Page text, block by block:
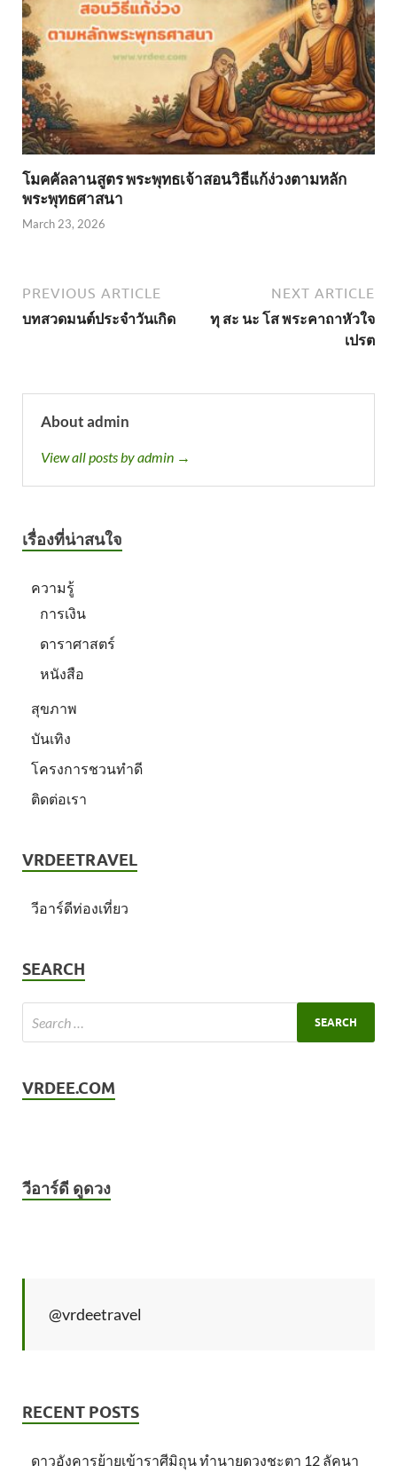
โมคคัลลานสูตร พระพุทธเจ้าสอนวิธีแก้ง่วงตามหลัก
พระพุทธศาสนา
March 23, 2026
PREVIOUS ARTICLE
บทสวดมนต์ประจำวันเกิด
NEXT ARTICLE
ทุ สะ นะ โส พระคาถาหัวใจ
เปรต
About admin
View all posts by admin →
เรื่องที่น่าสนใจ
ความรู้
การเงิน
ดาราศาสตร์
หนังสือ
สุขภาพ
บันเทิง
โครงการชวนทำดี
ติดต่อเรา
VRDEETRAVEL
วีอาร์ดีท่องเที่ยว
SEARCH
VRDEE.COM
วีอาร์ดี ดูดวง
@vrdeetravel
RECENT POSTS
ดาวอังคารย้ายเข้าราศีมิถุน ทำนายดวงชะตา 12 ลัคนา